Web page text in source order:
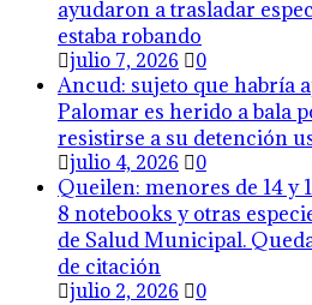
ayudaron a trasladar
estaba robando
julio 7, 2026 0
Ancud: sujeto que habría
Palomar es herido a bala
resistirse a su detención
julio 4, 2026 0
Queilen: menores de 14 y
8 notebooks y otras
de Salud Municipal.
de citación
julio 2, 2026 0